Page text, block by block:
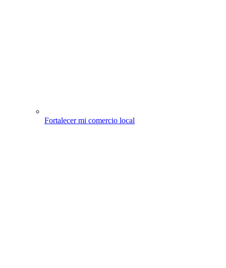
Fortalecer mi comercio local